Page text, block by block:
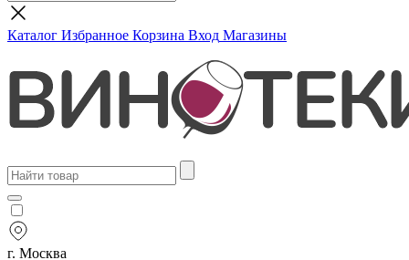
Каталог Избранное Корзина Вход Магазины
г. Москва